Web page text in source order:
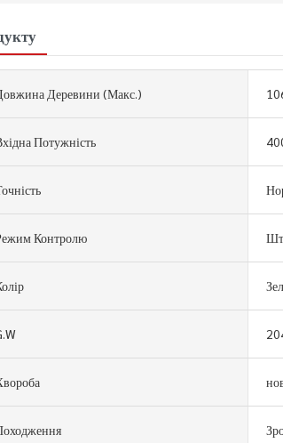
Деревини (макс.)
Потужність
Контролю